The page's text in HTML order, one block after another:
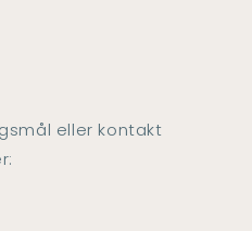
eller kontakt